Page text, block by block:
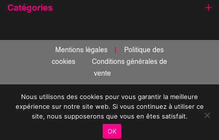
Nous utilisons des cookies pour vous garantir la meilleure
expérience sur notre site web. Si vous continuez à utiliser ce
site, nous supposerons que vous en êtes satisfait.
OK
Catégories
Mentions légales
Politique des
cookies
Conditions générales de
vente
01 64 93 78 20